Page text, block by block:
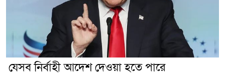
যেসব নির্বাহী আদেশ দেওয়া হতে পারে